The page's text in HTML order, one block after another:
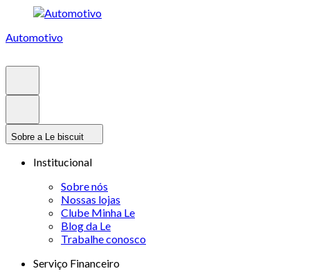
Automotivo
Sobre a Le biscuit
Institucional
Sobre nós
Nossas lojas
Clube Minha Le
Blog da Le
Trabalhe conosco
Serviço Financeiro